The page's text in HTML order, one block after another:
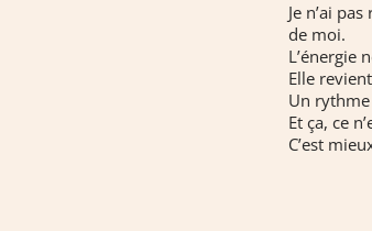
Je n’ai
de moi.
L’énergie
Elle
Un
Et ça, ce
C’est